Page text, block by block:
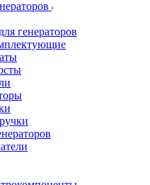
генераторов